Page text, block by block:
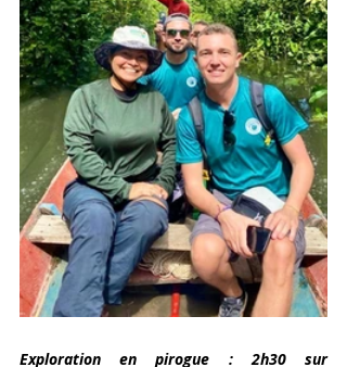
Exploration en pirogue : 2h30 sur